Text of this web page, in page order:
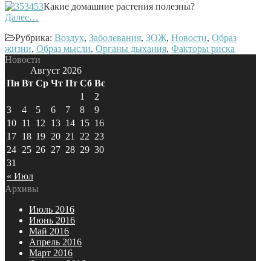
Какие домашние растения полезны?
Далее…
Рубрика: Воздух, Заболевания, ЗОЖ, Новости, Образ
жизни, Образ мысли, Органы дыхания, Факторы риска
Новости
Август 2026
Пн Вт Ср Чт Пт Сб Вс
« Июл
1
2
3
4 5 6 7 8
9
10 11 12 13 14 15 16
17 18 19 20 21 22 23
24 25 26 27 28 29 30
31
Архивы
Июль 2016
Июнь 2016
Май 2016
Апрель 2016
Март 2016